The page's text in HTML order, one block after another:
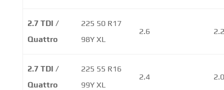
2.7 TDI /
Quattro
225 50 R17
98Y XL
2.6
2.7 TDI /
Quattro
225 55 R16
99Y XL
2.4